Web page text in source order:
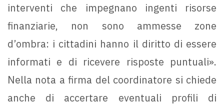
interventi che impegnano ingenti risorse
finanziarie, non sono ammesse zone
d’ombra: i cittadini hanno il diritto di essere
informati e di ricevere risposte puntuali».
Nella nota a firma del coordinatore si chiede
anche di accertare eventuali profili di